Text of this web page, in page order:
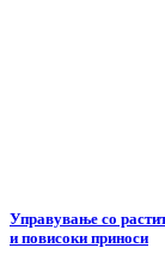
Управување со
и повисоки приноси